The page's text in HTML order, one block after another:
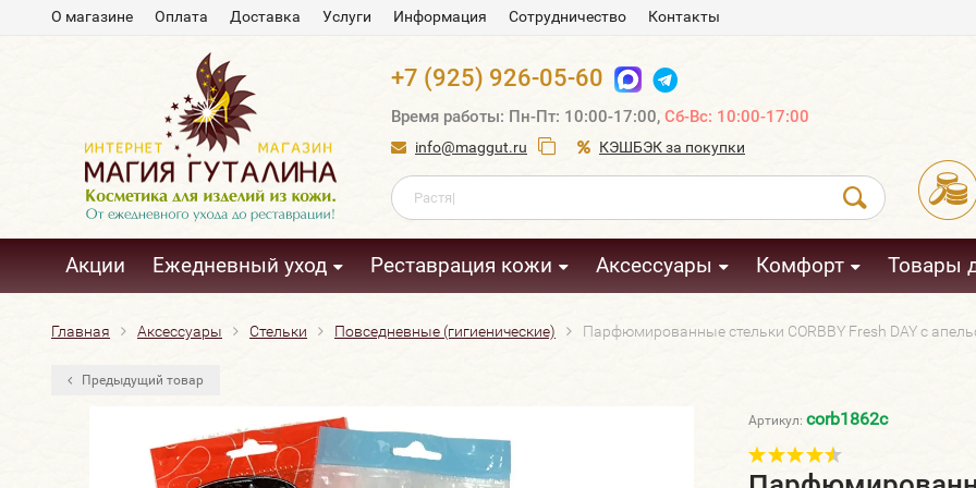
О магазине Оплата Доставка Услуги Информация Сотрудничество Контакты
+7 (925) 926-05-60
Время работы: Пн-Пт: 10:00-17:00, Сб-Вс: 10:00-17:00
info@maggut.ru КЭШБЭК за покупки
Акции Ежедневный уход Реставрация кожи Аксессуары Комфорт Товары
Главная Аксессуары Стельки Повседневные (гигиенические) Парфюмированные стельки CORBBY Fresh DAY с
Предыдущий товар
Артикул: corb1862c